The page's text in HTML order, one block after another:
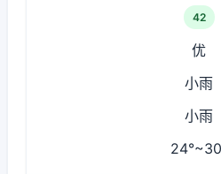
42
优
小雨
小雨